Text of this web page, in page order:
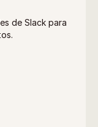
de Slack para